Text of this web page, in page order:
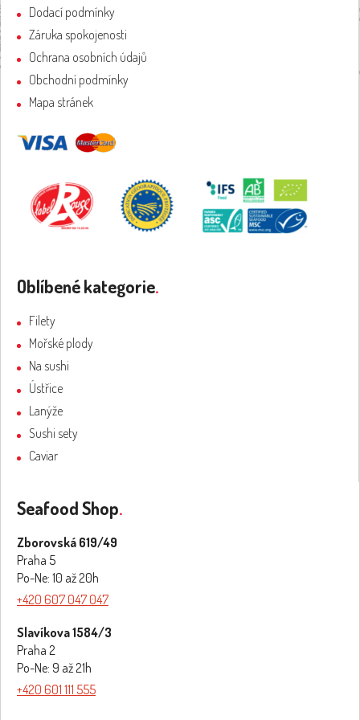
a
t
í
Dodací podmínky
Záruka spokojenosti
Ochrana osobních údajů
Obchodní podmínky
Mapa stránek
Oblíbené kategorie.
Filety
Mořské plody
Na sushi
Ústřice
Lanýže
Sushi sety
Caviar
Seafood Shop.
Zborovská 619/49
Praha 5
Po-Ne: 10 až 20h
+420 607 047 047
Slavíkova 1584/3
Praha 2
Po-Ne: 9 až 21h
+420 601 111 555